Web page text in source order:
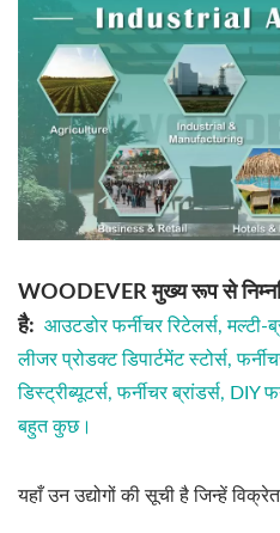
WOODEVER मुख्य रूप से
है: आउटडोर फर्नीचर रिटेलर्स, मल्टी-
लीजर प्रोडक्ट डिपार्टमेंट स्टोर्स,
डिस्ट्रीब्यूटर्स, फर्नीचर ब्रांडर्स, DIY
बहुत कुछ।
यहाँ उन उद्योगों की सूची है जिन्हें